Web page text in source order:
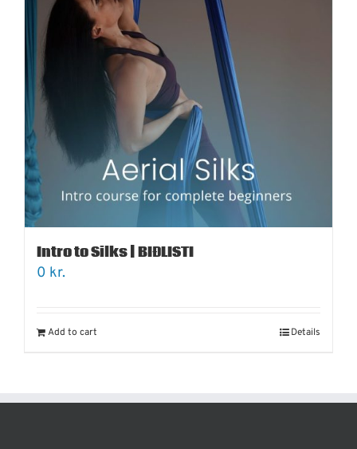
Intro to Silks | BIÐLISTI
0 kr.
Add to cart Details